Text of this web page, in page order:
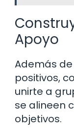
Apoyo
Además
positivos,
unirte a
se alineen
objetivos.